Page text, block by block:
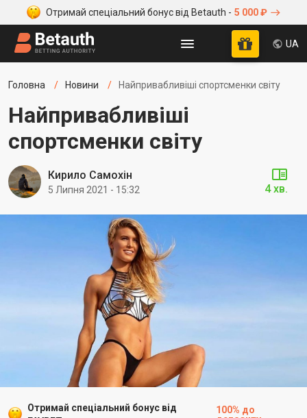
Отримай спеціальний бонус від Betauth - 5 000 ₽
UA
Головна Новини Найпривабливіші спортсменки світу
Найпривабливіші
спортсменки світу
Кирило Самохін
5 Липня 2021 - 15:32 4 хв.
Отримай спеціальний бонус від
100% до